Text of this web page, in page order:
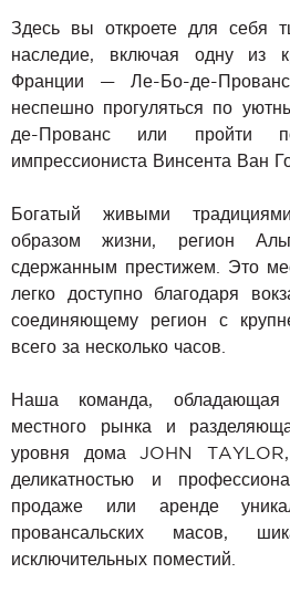
Здесь вы откроете для себя
наследие, включая одну из
Франции — Ле-Бо-де-
неспешно прогуляться по
де-Прованс или пройти
импрессиониста Винсента Ван
Богатый живыми
образом жизни, регион
сдержанным престижем. Это
легко доступно благодаря
соединяющему регион с
всего за несколько часов.
Наша команда, обладающая
местного рынка и
уровня дома JOHN
деликатностью и
продаже или аренде
провансальских масов,
исключительных поместий.